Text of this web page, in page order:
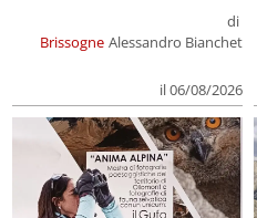
Brissogne
di
Alessandro Bianchet
il 06/08/2026